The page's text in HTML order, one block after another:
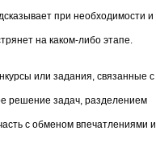
при необходимости и
на каком-либо этапе.
или задания, связанные с
решение задач, разделением
с обменом впечатлениями и